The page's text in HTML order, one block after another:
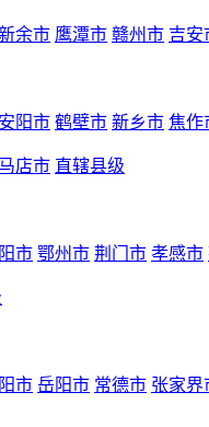
余市 鹰潭市 赣州市 吉安
安阳市 鹤壁市 新乡市 焦作
店市 直辖县级
市 鄂州市 荆门市 孝感市
市 岳阳市 常德市 张家界